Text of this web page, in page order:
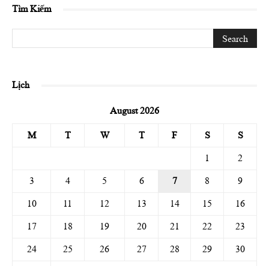
Tìm Kiếm
Lịch
August 2026
M T W T F S S
1 2
3 4 5 6 7 8 9
10 11 12 13 14 15 16
17 18 19 20 21 22 23
24 25 26 27 28 29 30